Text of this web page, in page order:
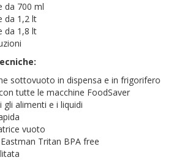
da 700 ml
da 1,2 lt
da 1,8 lt
sottovuoto in dispensa e in frigorifero
tutte le macchine FoodSaver
alimenti e i liquidi
vuoto
Tritan BPA free